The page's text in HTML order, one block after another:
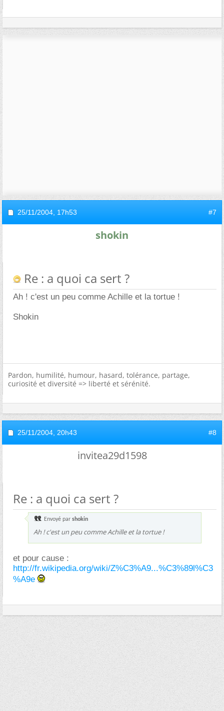
25/11/2004, 17h53 #7
shokin
Re : a quoi ca sert ?
Ah ! c'est un peu comme Achille et la tortue !
Shokin
Pardon, humilité, humour, hasard, tolérance, partage,
curiosité et diversité => liberté et sérénité.
25/11/2004, 20h43 #8
invitea29d1598
Re : a quoi ca sert ?
Envoyé par shokin
Ah ! c'est un peu comme Achille et la tortue !
et pour cause :
http://fr.wikipedia.org/wiki/Z%C3%A9...%C3%89l%C3
%A9e